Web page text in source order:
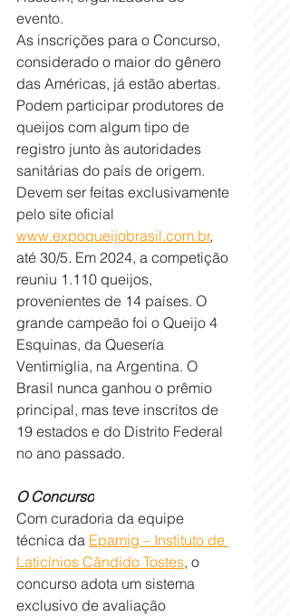
evento.
As inscrições para o Concurso,
considerado o maior do gênero
das Américas, já estão abertas.
Podem participar produtores de
queijos com algum tipo de
registro junto às autoridades
sanitárias do país de origem.
Devem ser feitas exclusivamente
pelo site oficial
www.expoqueijobrasil.com.br,
até 30/5. Em 2024, a competição
reuniu 1.110 queijos,
provenientes de 14 países. O
grande campeão foi o Queijo 4
Esquinas, da Quesería
Ventimiglia, na Argentina. O
Brasil nunca ganhou o prêmio
principal, mas teve inscritos de
19 estados e do Distrito Federal
no ano passado.
O Concurso
Com curadoria da equipe
técnica da Epamig – Instituto de
Laticínios Cândido Tostes, o
concurso adota um sistema
exclusivo de avaliação